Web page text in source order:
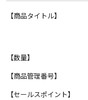
【商品タイトル】
【数量】
【商品管理番号】
【セールスポイント】